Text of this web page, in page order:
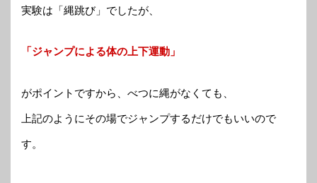
実験は「縄跳び」でしたが、
「ジャンプによる体の上下運動」
がポイントですから、べつに縄がなくても、
上記のようにその場でジャンプするだけでもいいので
す。